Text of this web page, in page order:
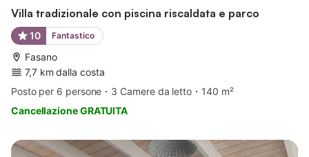
Villa tradizionale con piscina riscaldata e parco
10 Fantastico
Fasano
7,7 km dalla costa
Posto per 6 persone
3 Camere da letto
140 m²
Cancellazione GRATUITA